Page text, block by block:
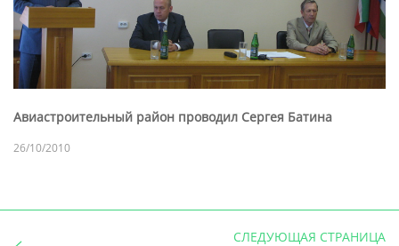
Авиастроительный район проводил Сергея Батина
26/10/2010
СЛЕДУЮЩАЯ СТРАНИЦА